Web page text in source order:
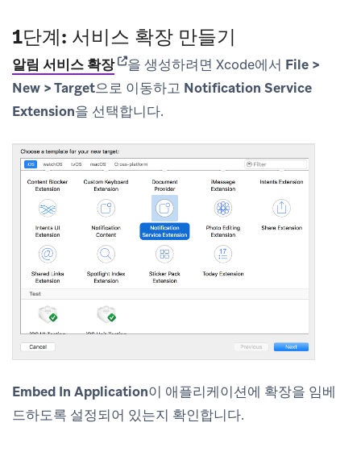
1단계: 서비스 확장 만들기
알림 서비스 확장(opens in new tab)
을 생성하려면 Xcode에서 File >
New > Target으로 이동하고 Notification Service
Extension을 선택합니다.
Embed In Application이 애플리케이션에 확장을 임베
드하도록 설정되어 있는지 확인합니다.